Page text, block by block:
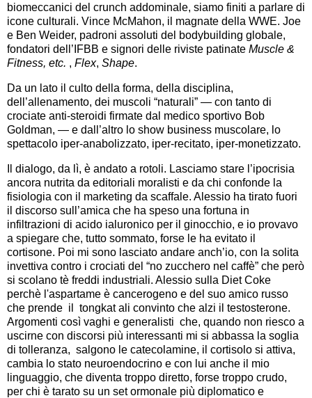
biomeccanici del crunch addominale, siamo finiti a parlare di
icone culturali. Vince McMahon, il magnate della WWE. Joe
e Ben Weider, padroni assoluti del bodybuilding globale,
fondatori dell’IFBB e signori delle riviste patinate Muscle &
Fitness, etc. , Flex, Shape.
Da un lato il culto della forma, della disciplina,
dell’allenamento, dei muscoli “naturali” — con tanto di
crociate anti-steroidi firmate dal medico sportivo Bob
Goldman, — e dall’altro lo show business muscolare, lo
spettacolo iper-anabolizzato, iper-recitato, iper-monetizzato.
Il dialogo, da lì, è andato a rotoli. Lasciamo stare l’ipocrisia
ancora nutrita da editoriali moralisti e da chi confonde la
fisiologia con il marketing da scaffale. Alessio ha tirato fuori
il discorso sull’amica che ha speso una fortuna in
infiltrazioni di acido ialuronico per il ginocchio, e io provavo
a spiegare che, tutto sommato, forse le ha evitato il
cortisone. Poi mi sono lasciato andare anch’io, con la solita
invettiva contro i crociati del “no zucchero nel caffè” che però
si scolano tè freddi industriali. Alessio sulla Diet Coke
perchè l'aspartame è cancerogeno e del suo amico russo
che prende il tongkat ali convinto che alzi il testosterone.
Argomenti così vaghi e generalisti che, quando non riesco a
uscirne con discorsi più interessanti mi si abbassa la soglia
di tolleranza, salgono le catecolamine, il cortisolo si attiva,
cambia lo stato neuroendocrino e con lui anche il mio
linguaggio, che diventa troppo diretto, forse troppo crudo,
per chi è tarato su un set ormonale più diplomatico e